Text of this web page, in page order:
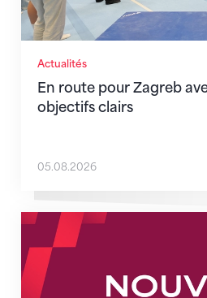
Actualités
En route pour Zagreb
objectifs clairs
05.08.2026
Nouveaux horaires du